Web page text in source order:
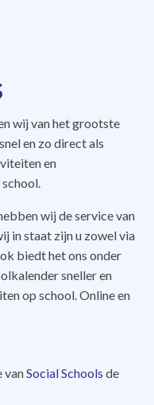
wij van het grootste
en zo direct als
en
wij de service van
in staat zijn u zowel via
biedt het ons onder
sneller en
op school. Online en
vanSocial Schools de